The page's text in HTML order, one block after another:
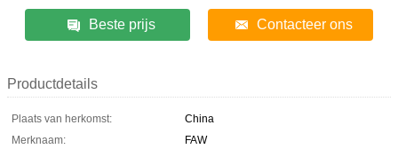
Beste prijs Contacteer ons
Productdetails
Plaats van herkomst:
China
Merknaam:
FAW